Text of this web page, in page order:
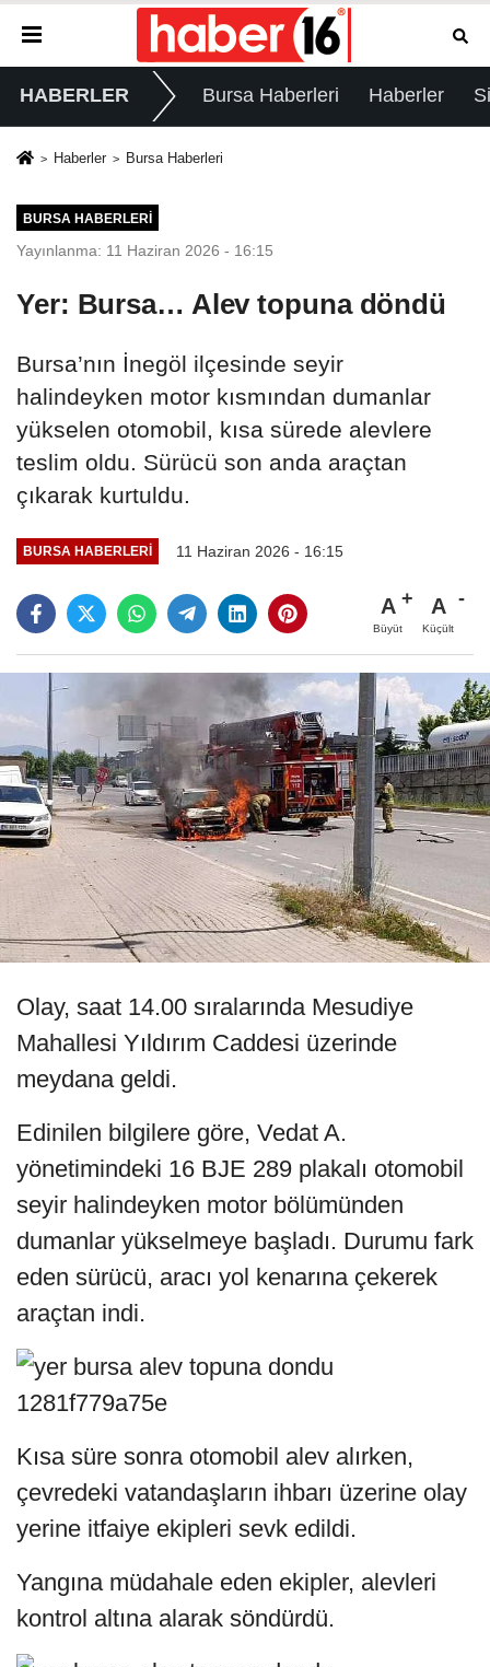
HABERLER Bursa Haberleri Haberler
Haberler Bursa Haberleri
BURSA HABERLERI
Yayınlanma: 11 Haziran 2026 - 16:15
Yer: Bursa… Alev topuna döndü
Bursa’nın İnegöl ilçesinde seyir
halindeyken motor kısmından dumanlar
yükselen otomobil, kısa sürede alevlere
teslim oldu. Sürücü son anda araçtan
çıkarak kurtuldu.
BURSA HABERLERI 11 Haziran 2026 - 16:15
A
Büyüt
A
Küçült
Olay, saat 14.00 sıralarında Mesudiye
Mahallesi Yıldırım Caddesi üzerinde
meydana geldi.
Edinilen bilgilere göre, Vedat A.
yönetimindeki 16 BJE 289 plakalı otomobil
seyir halindeyken motor bölümünden
dumanlar yükselmeye başladı. Durumu fark
eden sürücü, aracı yol kenarına çekerek
araçtan indi.
Kısa süre sonra otomobil alev alırken,
çevredeki vatandaşların ihbarı üzerine olay
yerine itfaiye ekipleri sevk edildi.
Yangına müdahale eden ekipler, alevleri
kontrol altına alarak söndürdü.